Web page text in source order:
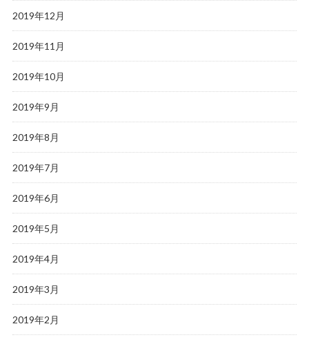
2019年12月
2019年11月
2019年10月
2019年9月
2019年8月
2019年7月
2019年6月
2019年5月
2019年4月
2019年3月
2019年2月